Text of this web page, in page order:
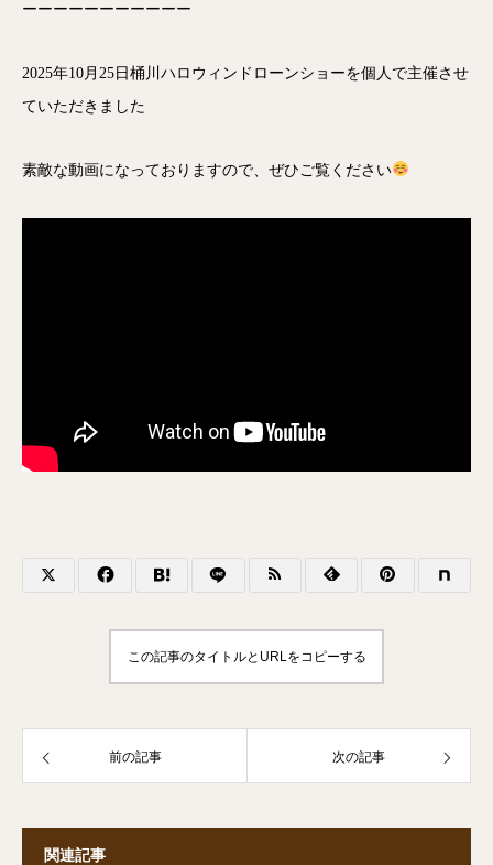
ーーーーーーーーーーー
2025年10月25日桶川ハロウィンドローンショーを個人で主催させ
ていただきました
素敵な動画になっておりますので、ぜひご覧ください
この記事のタイトルとURLをコピーする
前の記事 次の記事
関連記事